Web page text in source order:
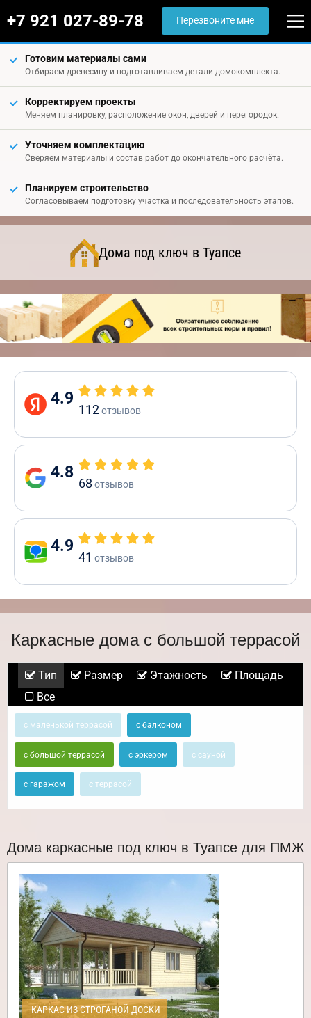
+7 921 027-89-78 Перезвоните мне
Готовим материалы сами
Отбираем древесину и подготавливаем детали домокомплекта.
Корректируем проекты
Меняем планировку, расположение окон, дверей и перегородок.
Уточняем комплектацию
Сверяем материалы и состав работ до окончательного расчёта.
Планируем строительство
Согласовываем подготовку участка и последовательность этапов.
Дома под ключ в Туапсе
4.9
112отзывов
4.8
68 отзывов
4.9
41 отзывов
Каркасные дома с большой террасой
Тип Размер Этажность
Площадь
Все
с маленькой террасой с балконом
с большой террасой с эркером с сауной
с гаражом с террасой
Дома каркасные под ключ в Туапсе для ПМЖ
КАРКАС ИЗ СТРОГАНОЙ ДОСКИ